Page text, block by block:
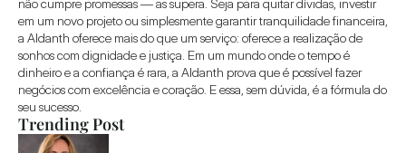
não cumpre promessas — as supera. Seja para quitar dívidas, investir
em um novo projeto ou simplesmente garantir tranquilidade financeira,
a Aldanth oferece mais do que um serviço: oferece a realização de
sonhos com dignidade e justiça. Em um mundo onde o tempo é
dinheiro e a confiança é rara, a Aldanth prova que é possível fazer
negócios com excelência e coração. E essa, sem dúvida, é a fórmula do
seu sucesso.
Trending Post